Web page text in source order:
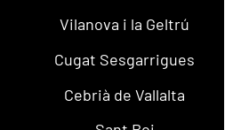
Vilanova i la Geltrú
Cugat Sesgarrigues
Cebrià de Vallalta